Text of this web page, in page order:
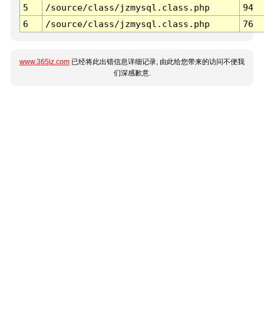
5
/source/class/jzmysql.class.php
94
6
/source/class/jzmysql.class.php 76
www.365jz.com 已经将此出错信息详细记录, 由此给您带来的访问不便我
们深感歉意.